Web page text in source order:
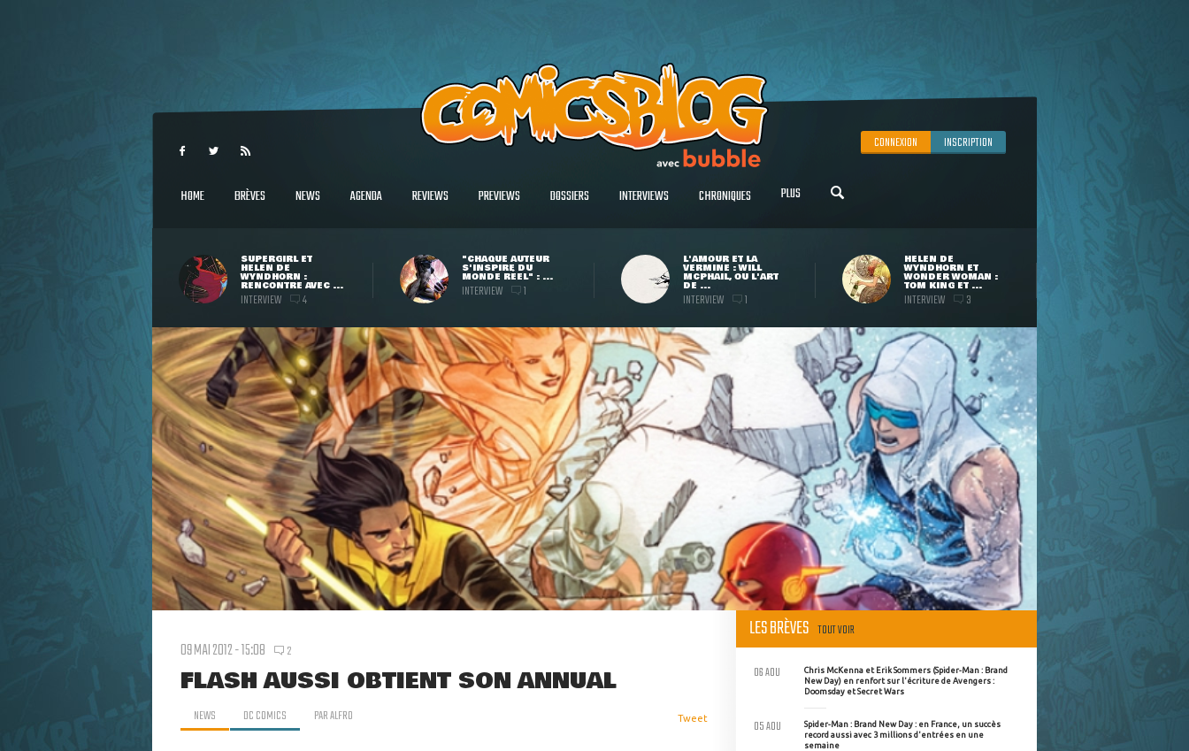
CONNEXION INSCRIPTION
HOME BRÈVES NEWS AGENDA REVIEWS PREVIEWS DOSSIERS INTERVIEWS CHRONIQUES PLUS
SUPERGIRL ET
HELEN DE
WYNDHORN :
RENCONTRE AVEC ...
INTERVIEW 4
"CHAQUE AUTEUR
S'INSPIRE DU
MONDE RÉEL" : ...
INTERVIEW 1
L'AMOUR ET LA
VERMINE : WILL
MCPHAIL, OU L'ART
DE ...
INTERVIEW 1
HELEN DE
WYNDHORN ET
WONDER WOMAN :
TOM KING ET ...
INTERVIEW 3
09 MAI 2012 - 15:08 2
FLASH AUSSI OBTIENT SON ANNUAL
NEWS DC COMICS PARALFRO Tweet
LES BRÈVES TOUT VOIR
Chris McKenna et Erik Sommers (Spider-Man : Brand
New Day) en renfort sur l'écriture de Avengers :
Doomsday et Secret Wars
06 AOU
Spider-Man : Brand New Day : en France, un succès
record aussi avec 3 millions d'entrées en une
semaine
05 AOU